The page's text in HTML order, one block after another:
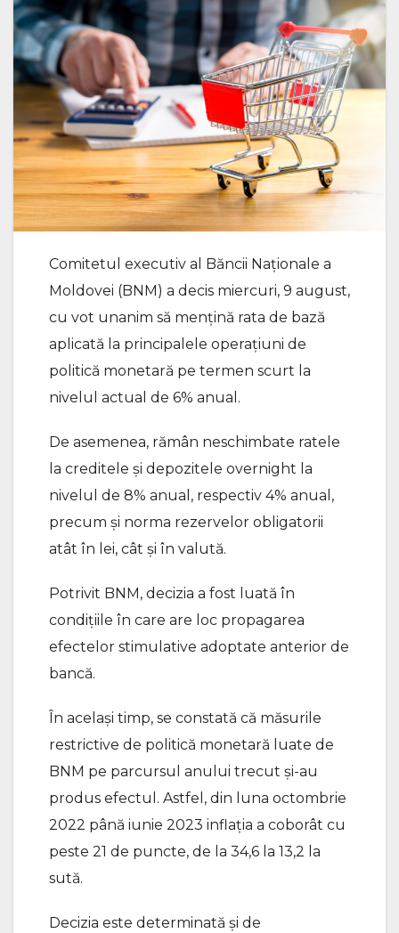
Comitetul executiv al Băncii Naționale a
Moldovei (BNM) a decis miercuri, 9 august,
cu vot unanim să mențină rata de bază
aplicată la principalele operațiuni de
politică monetară pe termen scurt la
nivelul actual de 6% anual.
De asemenea, rămân neschimbate ratele
la creditele și depozitele overnight la
nivelul de 8% anual, respectiv 4% anual,
precum și norma rezervelor obligatorii
atât în lei, cât și în valută.
Potrivit BNM, decizia a fost luată în
condițiile în care are loc propagarea
efectelor stimulative adoptate anterior de
bancă.
În același timp, se constată că măsurile
restrictive de politică monetară luate de
BNM pe parcursul anului trecut și-au
produs efectul. Astfel, din luna octombrie
2022 până iunie 2023 inflația a coborât cu
peste 21 de puncte, de la 34,6 la 13,2 la
sută.
Decizia este determinată şi de